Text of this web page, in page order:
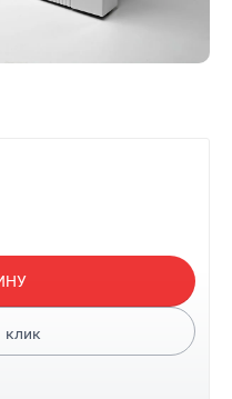
клик